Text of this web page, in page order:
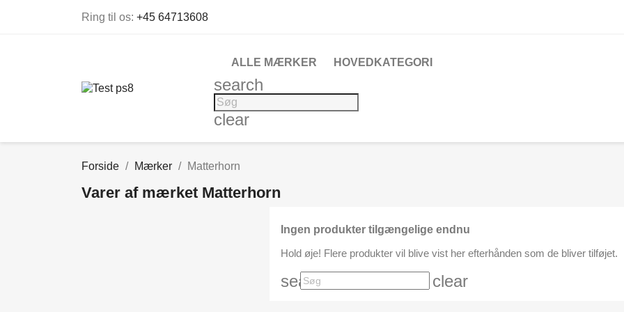
Ring til os: +45 64713608
ALLE MÆRKER HOVEDKATEGORI
search
clear
Forside Mærker Matterhorn
Varer af mærket Matterhorn
Ingen produkter tilgængelige endnu
Hold øje! Flere produkter vil blive vist her efterhånden som de bliver tilføjet.
search clear